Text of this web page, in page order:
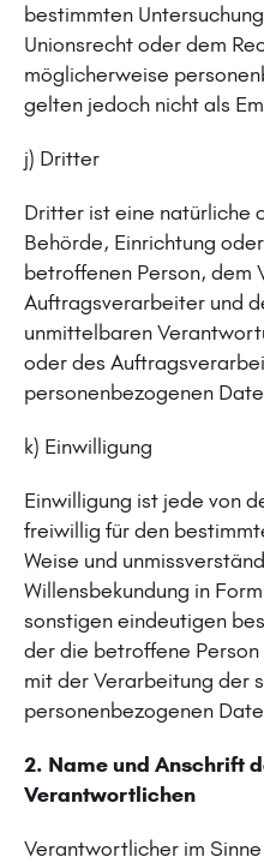
bestimmten
Unionsrecht oder dem
möglicherweise
gelten jedoch nicht als
j) Dritter
Dritter ist eine natürliche
Behörde, Einrichtung
betroffenen Person, dem
Auftragsverarbeiter und
unmittelbaren
oder des
personenbezogenen
k) Einwilligung
Einwilligung ist jede von
freiwillig für den
Weise und
Willensbekundung in
sonstigen eindeutigen
der die betroffene
mit der Verarbeitung der
personenbezogenen
2. Name und Anschrift
Verantwortlichen
Verantwortlicher im